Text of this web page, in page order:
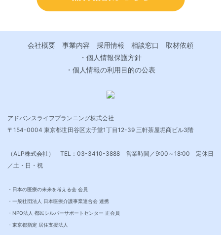
会社概要 事業内容 採用情報 相談窓口
取材依頼
・個人情報保護方針
・個人情報の利用目的の公表
アドバンスライフプランニング株式会社
〒154-0004 東京都世田谷区太子堂1丁目12-39 三軒茶屋堀商ビル3階
（ALP株式会社） TEL：03-3410-3888 営業時間／9:00～18:00 定休日
／土・日・祝
・日本の医療の未来を考える会 会員
・一般社団法人 日本医療介護事業連合会 連携
・NPO法人 都民シルバーサポートセンター 正会員
・東京都指定 居住支援法人